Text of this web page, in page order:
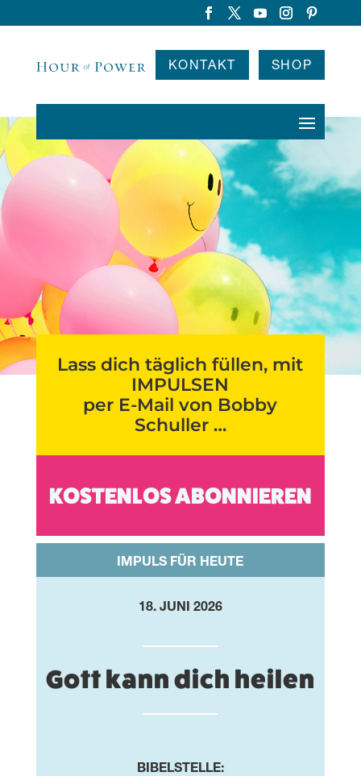
KONTAKT SHOP
Lass dich täglich füllen, mit
IMPULSEN
per E-Mail von Bobby
Schuller …
KOSTENLOS ABONNIEREN
IMPULS FÜR HEUTE
18. JUNI 2026
Gott kann dich heilen
BIBELSTELLE: